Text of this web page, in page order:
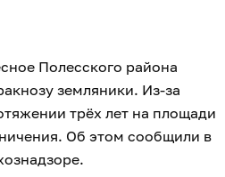
Полесского района
земляники. Из-за
трёх лет на площади
Об этом сообщили в